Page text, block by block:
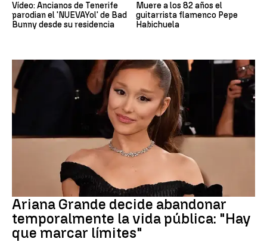
Vídeo: Ancianos de Tenerife
parodian el 'NUEVAYol' de Bad
Bunny desde su residencia
Muere a los 82 años el
guitarrista flamenco Pepe
Habichuela
Ariana Grande decide abandonar
temporalmente la vida pública: "Hay
que marcar límites"